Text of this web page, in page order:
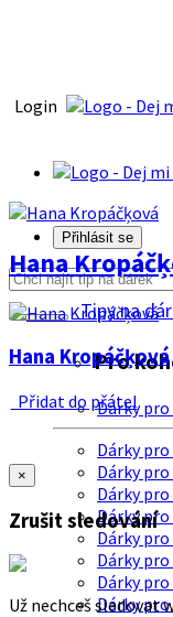
Login
Přihlásit se
Tipy na
Pro
Dárky pro
Dárky
Dárky
Dárky
Dárky
Dárky
Dárky
Dárky
Dárky
Hana
Hana Kropáčķová
Přidat do přátel
×
Zrušit sledování
Už nechceš sledovat